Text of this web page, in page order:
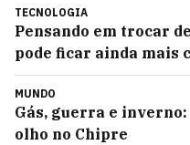
TECNOLOGIA
Pensando em trocar
pode ficar ainda mais
MUNDO
Gás, guerra e
olho no Chipre